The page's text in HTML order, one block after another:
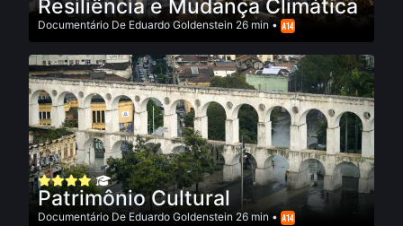
Resiliência e Mudança Climática
Documentário De Eduardo Goldenstein 26 min •
Patrimônio Cultural
Documentário De Eduardo Goldenstein 26 min •